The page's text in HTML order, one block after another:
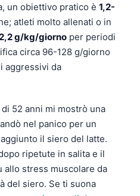
un obiettivo pratico è 1,2-
atleti molto allenati o in
g/kg/giorno per periodi
circa 96-128 g/giorno
aggressivi da
52 anni mi mostrò una
nel panico per un
il siero del latte.
ripetute in salita e il
allo stress muscolare da
del siero. Se ti suona